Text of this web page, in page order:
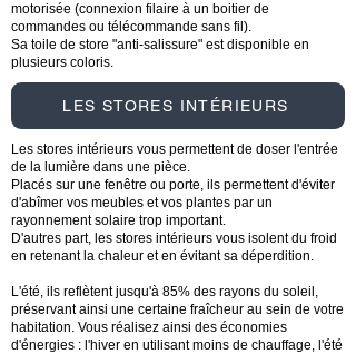
motorisée (connexion filaire à un boitier de
commandes ou télécommande sans fil).
Sa toile de store "anti-salissure" est disponible en
plusieurs coloris.
LES STORES INTÉRIEURS
Les stores intérieurs vous permettent de doser l'entrée
de la lumière dans une pièce.
Placés sur une fenêtre ou porte, ils permettent d'éviter
d'abîmer vos meubles et vos plantes par un
rayonnement solaire trop important.
D'autres part, les stores intérieurs vous isolent du froid
en retenant la chaleur et en évitant sa déperdition.
L'été, ils reflètent jusqu'à 85% des rayons du soleil,
préservant ainsi une certaine fraîcheur au sein de votre
habitation. Vous réalisez ainsi des économies
d'énergies : l'hiver en utilisant moins de chauffage, l'été